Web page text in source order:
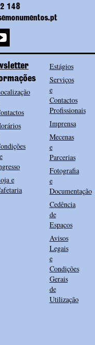
148
e
Estágios
Serviços
e
Contactos
Profissionais
Imprensa
Mecenas
e
Parcerias
Fotografia
e
Documentação
Cedência
de
Espaços
Avisos
Legais
e
Condições
Gerais
de
Utilização